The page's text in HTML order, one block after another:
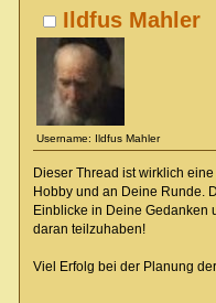
Ildfus Mahler
Username: Ildfus Mahler
Dieser Thread ist wirklich
Hobby und an Deine Runde.
Einblicke in Deine Gedanken
daran teilzuhaben!
Viel Erfolg bei der Planung